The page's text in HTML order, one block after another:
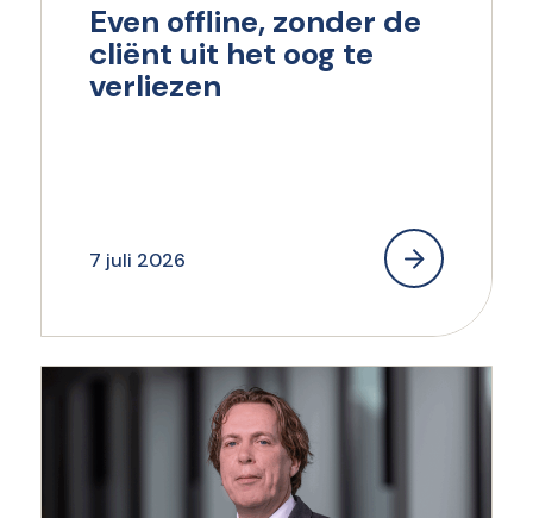
Even offline, zonder de
cliënt uit het oog te
verliezen
7 juli 2026